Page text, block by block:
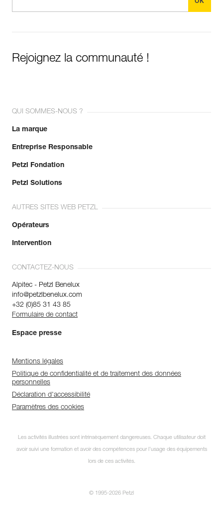
Rejoignez la communauté !
QUI SOMMES-NOUS ?
La marque
Entreprise Responsable
Petzl Fondation
Petzl Solutions
AUTRES SITES WEB PETZL
Opérateurs
Intervention
CONTACTEZ-NOUS
Alpitec - Petzl Benelux
info@petzlbenelux.com
+32 (0)85 31 43 85
Formulaire de contact
Espace presse
Mentions légales
Politique de confidentialité et de traitement des données
personnelles
Déclaration d'accessibilité
Paramètres des cookies
Les activités illustrées sont intrinsèquement dangereuses. Chaque utilisateur doit
avoir suivi une formation et avoir des compétences pour l’usage des équipements
lors de ces activités.
© 1995-2026 Petzl